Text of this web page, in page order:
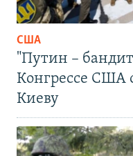
США
"Путин –
Конгрессе США
Киеву